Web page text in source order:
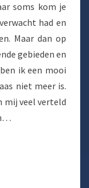
soms kom je
had en
Maar dan op
gebieden en
ik een mooi
niet meer is.
mij veel verteld